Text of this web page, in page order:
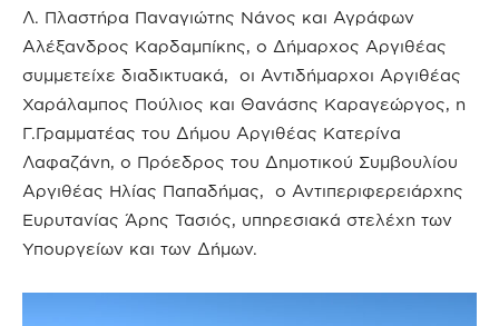
Λ. Πλαστήρα Παναγιώτης Νάνος και Αγράφων
Αλέξανδρος Καρδαμπίκης, ο Δήμαρχος Αργιθέας
συμμετείχε διαδικτυακά, οι Αντιδήμαρχοι Αργιθέας
Χαράλαμπος Πούλιος και Θανάσης Καραγεώργος, η
Γ.Γραμματέας του Δήμου Αργιθέας Κατερίνα
Λαφαζάνη, ο Πρόεδρος του Δημοτικού Συμβουλίου
Αργιθέας Ηλίας Παπαδήμας, ο Αντιπεριφερειάρχης
Ευρυτανίας Άρης Τασιός, υπηρεσιακά στελέχη των
Υπουργείων και των Δήμων.